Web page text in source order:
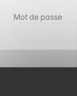
Mot de passe